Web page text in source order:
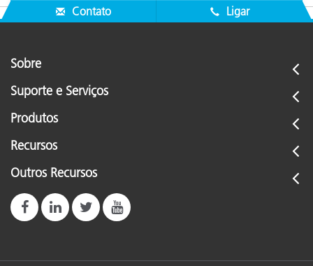
Contato
Ligar
Sobre
Suporte e Serviços
Produtos
Recursos
Outros Recursos